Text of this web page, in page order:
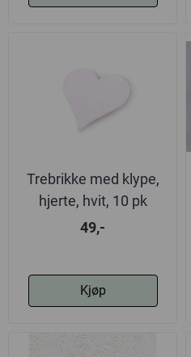
Trebrikke med klype,
hjerte, hvit, 10 pk
49,-
Kjøp